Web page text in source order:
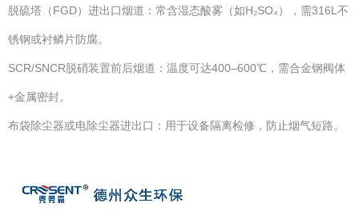
脱硫塔（FGD）进出口烟道：常含湿态酸雾（如H₂SO₄），需316L不
锈钢或衬鳞片防腐。
SCR/SNCR脱硝装置前后烟道：温度可达400–600℃，需合金钢阀体
+金属密封。
布袋除尘器或电除尘器进出口：用于设备隔离检修，防止烟气短路。